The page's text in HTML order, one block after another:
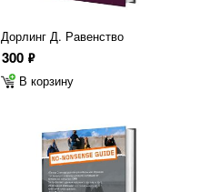
Дорлинг Д. Равенство
300 ф
В корзину